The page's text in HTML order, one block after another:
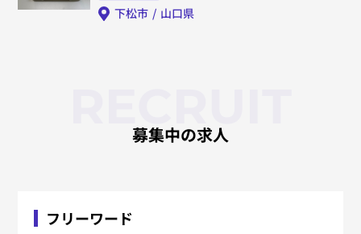
山口県
下松市
募集中の求人
フリーワード